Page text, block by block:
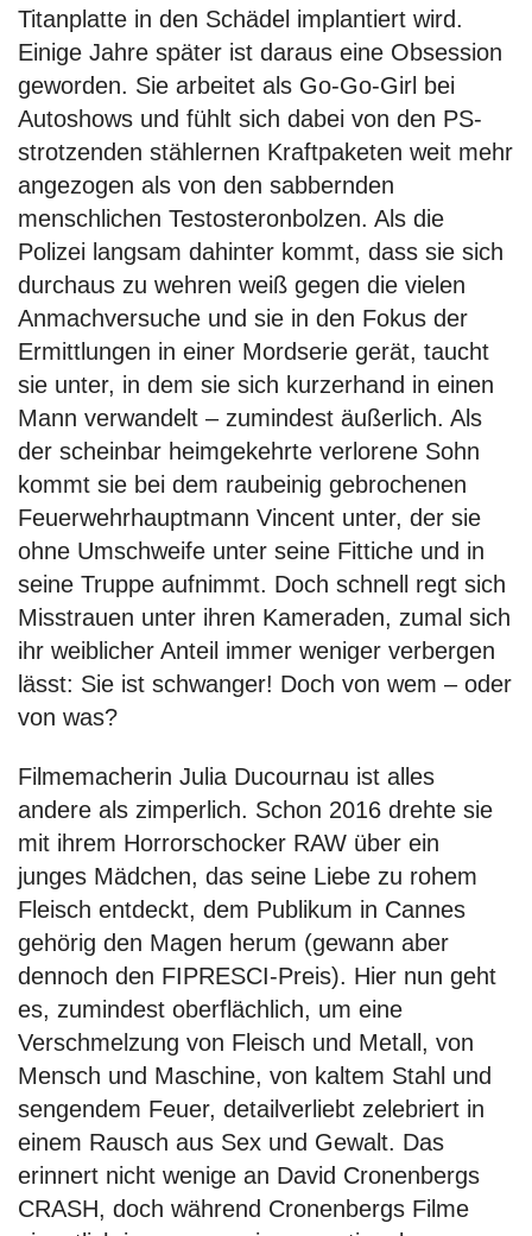
Titanplatte in den Schädel implantiert wird.
Einige Jahre später ist daraus eine Obsession
geworden. Sie arbeitet als Go-Go-Girl bei
Autoshows und fühlt sich dabei von den PS-
strotzenden stählernen Kraftpaketen weit mehr
angezogen als von den sabbernden
menschlichen Testosteronbolzen. Als die
Polizei langsam dahinter kommt, dass sie sich
durchaus zu wehren weiß gegen die vielen
Anmachversuche und sie in den Fokus der
Ermittlungen in einer Mordserie gerät, taucht
sie unter, in dem sie sich kurzerhand in einen
Mann verwandelt – zumindest äußerlich. Als
der scheinbar heimgekehrte verlorene Sohn
kommt sie bei dem raubeinig gebrochenen
Feuerwehrhauptmann Vincent unter, der sie
ohne Umschweife unter seine Fittiche und in
seine Truppe aufnimmt. Doch schnell regt sich
Misstrauen unter ihren Kameraden, zumal sich
ihr weiblicher Anteil immer weniger verbergen
lässt: Sie ist schwanger! Doch von wem – oder
von was?
Filmemacherin Julia Ducournau ist alles
andere als zimperlich. Schon 2016 drehte sie
mit ihrem Horrorschocker RAW über ein
junges Mädchen, das seine Liebe zu rohem
Fleisch entdeckt, dem Publikum in Cannes
gehörig den Magen herum (gewann aber
dennoch den FIPRESCI-Preis). Hier nun geht
es, zumindest oberflächlich, um eine
Verschmelzung von Fleisch und Metall, von
Mensch und Maschine, von kaltem Stahl und
sengendem Feuer, detailverliebt zelebriert in
einem Rausch aus Sex und Gewalt. Das
erinnert nicht wenige an David Cronenbergs
CRASH, doch während Cronenbergs Filme